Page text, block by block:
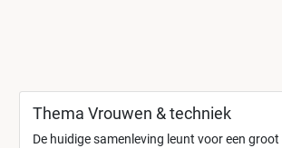
Thema Vrouwen & techniek
De huidige samenleving leunt voor een groot